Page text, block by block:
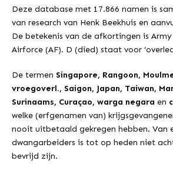
Deze database met 17.866 namen is
van research van Henk Beekhuis en
De betekenis van de afkortingen is
Airforce (AF). D (died) staat voor
De termen Singapore, Rangoon,
vroegoverl., Saigon, Japan, Taiwan,
Surinaams, Curaçao, warga negara en
welke (erfgenamen van)
nooit uitbetaald gekregen hebben. Van
dwangarbeiders is tot op heden niet
bevrijd zijn.